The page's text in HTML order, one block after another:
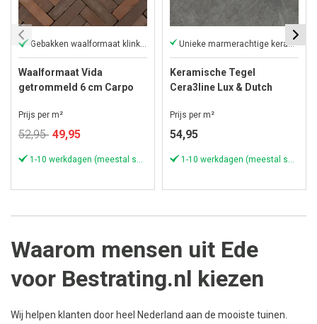
Gebakken waalformaat klinker
Waalformaat Vida
getrommeld 6 cm Carpo
Prijs per m²
52,95 Speciale
49,95
Unieke marmerachtige keramische tegels
Keramische Tegel
Cera3line Lux & Dutch
Grey
Prijs per m²
54,95
Waarom mensen uit Ede
voor Bestrating.nl kiezen
Wij helpen klanten door heel Nederland aan de mooiste tuinen.